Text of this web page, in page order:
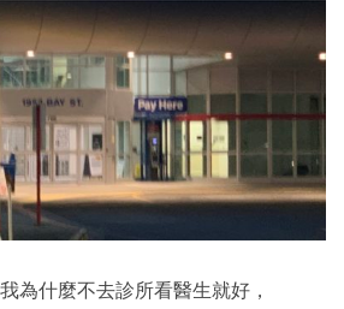
為什麼不去診所看醫生就好，